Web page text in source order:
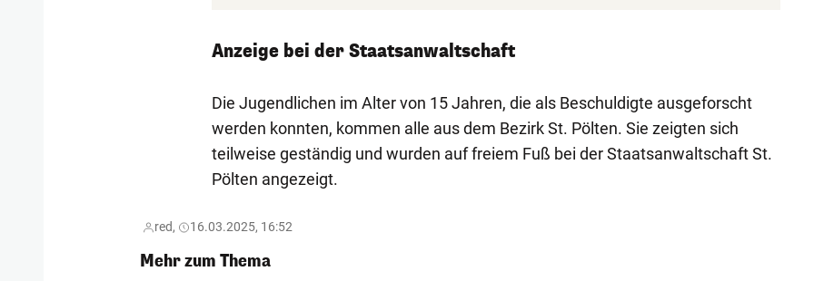
Anzeige bei der Staatsanwaltschaft
Die Jugendlichen im Alter von 15 Jahren, die als Beschuldigte ausgeforscht
werden konnten, kommen alle aus dem Bezirk St. Pölten. Sie zeigten sich
teilweise geständig und wurden auf freiem Fuß bei der Staatsanwaltschaft St.
Pölten angezeigt.
red, 16.03.2025, 16:52
Mehr zum Thema